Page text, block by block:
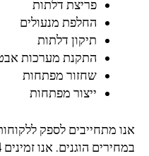
פריצת דלתות
החלפת מנעולים
תיקון דלתות
התקנת מערכות
שחזור מפתחות
ייצור מפתחות
אנו מתחייבים לספק